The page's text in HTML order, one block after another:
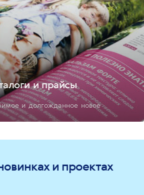
и прайсы
и долгожданное новое
и проектах